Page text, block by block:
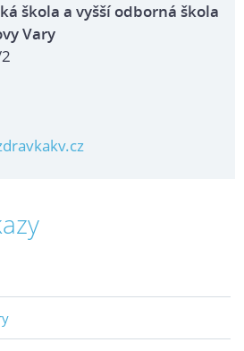
škola a vyšší odborná škola
Vary